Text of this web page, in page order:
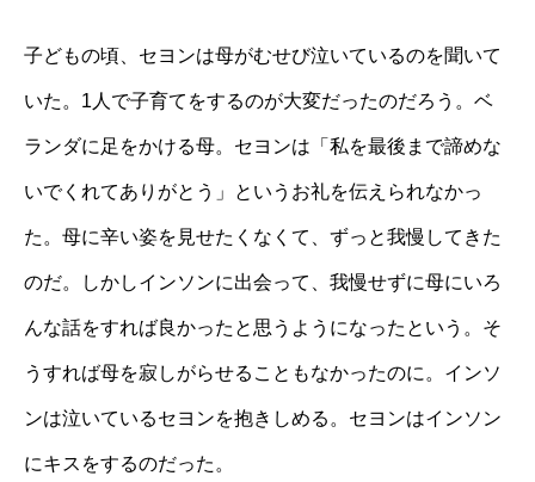
子どもの頃、セヨンは母がむせび泣いているのを聞いて
いた。1人で子育てをするのが大変だったのだろう。ベ
ランダに足をかける母。セヨンは「私を最後まで諦めな
いでくれてありがとう」というお礼を伝えられなかっ
た。母に辛い姿を見せたくなくて、ずっと我慢してきた
のだ。しかしインソンに出会って、我慢せずに母にいろ
んな話をすれば良かったと思うようになったという。そ
うすれば母を寂しがらせることもなかったのに。インソ
ンは泣いているセヨンを抱きしめる。セヨンはインソン
にキスをするのだった。